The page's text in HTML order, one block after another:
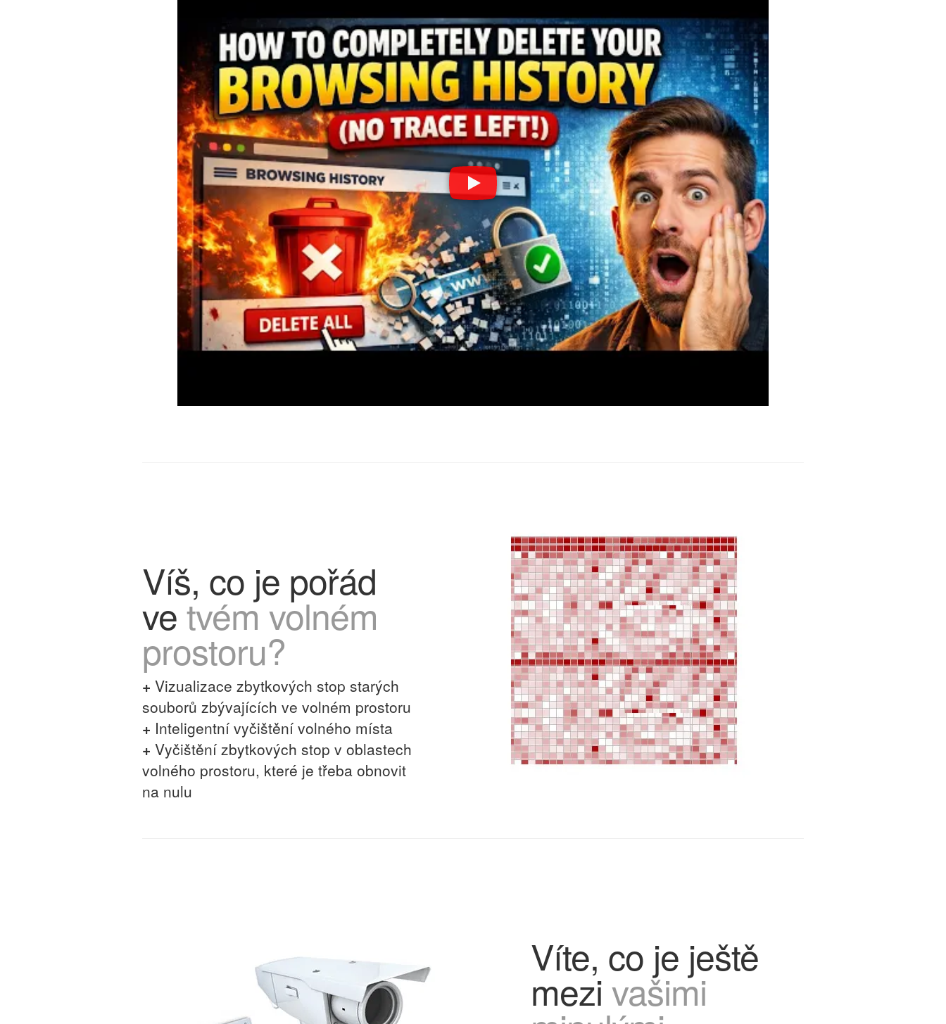
Víš, co je pořád
vetvém volném
prostoru?
+ Vizualizace zbytkových stop starých
souborů zbývajících ve volném prostoru
+ Inteligentní vyčištění volného místa
+ Vyčištění zbytkových stop v oblastech
volného prostoru, které je třeba obnovit
na nulu
Víte, co je ještě
mezivašimi